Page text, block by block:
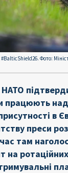
Фото:
НАТО
працюють
в
преси
там
на